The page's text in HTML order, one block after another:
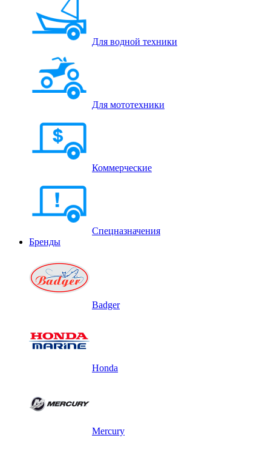
Для водной техники
Для мототехники
Коммерческие
Спецназначения
Бренды
Badger
Honda
Mercury